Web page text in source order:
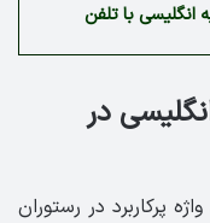
انگلیسی با تلفن
در
پرکاربرد در رستوران